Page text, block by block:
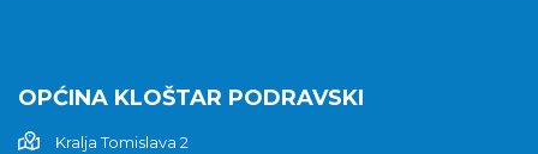
OPĆINA KLOŠTAR PODRAVSKI
Kralja Tomislava 2